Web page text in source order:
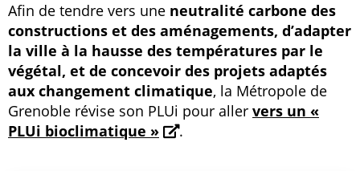
Afin de tendre vers une neutralité carbone des
constructions et des aménagements, d’adapter
la ville à la hausse des températures par le
végétal, et de concevoir des projets adaptés
aux changement climatique, la Métropole de
Grenoble révise son PLUi pour aller vers un «
PLUi bioclimatique »
.